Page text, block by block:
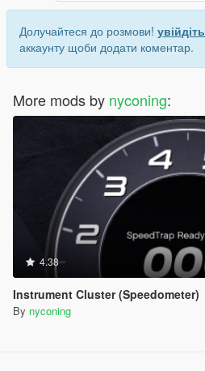
Долучайтеся до розмови! увійдіть
аккаунту щоби додати коментар.
More mods by nyconing:
4.38
Instrument Cluster (Speedometer)
By nyconing